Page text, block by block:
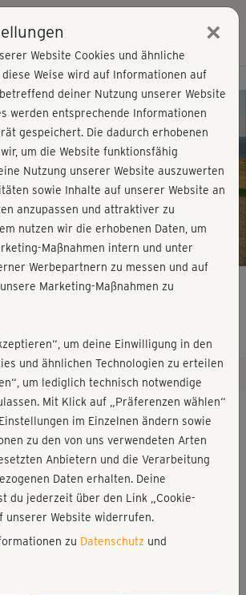
Play
Video
- Einführung
×
Website Cookies und ähnliche
diese Weise wird auf Informationen auf
deiner Nutzung unserer Website
werden entsprechende Informationen
gespeichert. Die dadurch erhobenen
um die Website funktionsfähig
Nutzung unserer Website auszuwerten
sowie Inhalte auf unserer Website an
anzupassen und attraktiver zu
nutzen wir die erhobenen Daten, um
Maßnahmen intern und unter
Werbepartnern zu messen und auf
Marketing-Maßnahmen zu
um deine Einwilligung in den
und ähnlichen Technologien zu erteilen
um lediglich technisch notwendige
Mit Klick auf „Präferenzen wählen“
im Einzelnen ändern sowie
zu den von uns verwendeten Arten
Anbietern und die Verarbeitung
Daten erhalten. Deine
du jederzeit über den Link „Cookie-
unserer Website widerrufen.
zu Datenschutz und